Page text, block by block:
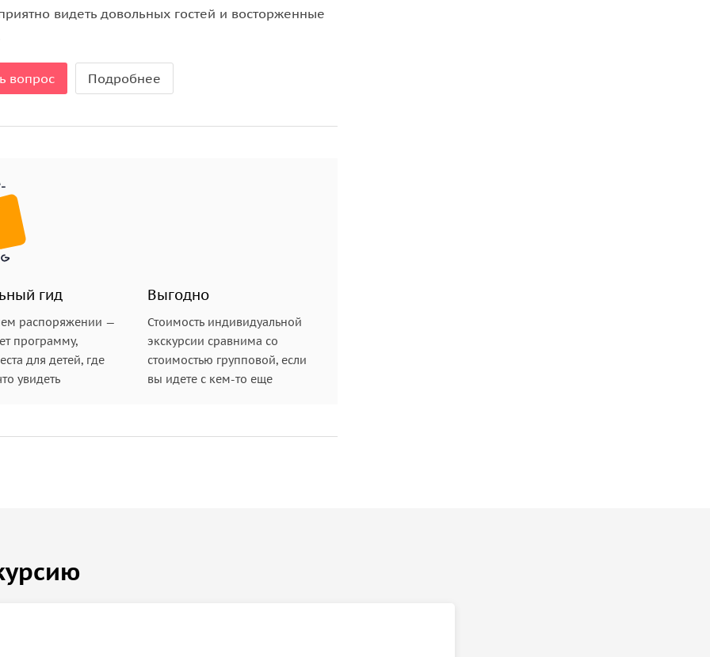
на экскурсии!
видеть довольных гостей и восторженные
вопрос Подробнее
гид
распоряжении —
программу,
для детей, где
увидеть
Выгодно
Стоимость индивидуальной
экскурсии сравнима со
стоимостью групповой, если
вы идете с кем-то еще